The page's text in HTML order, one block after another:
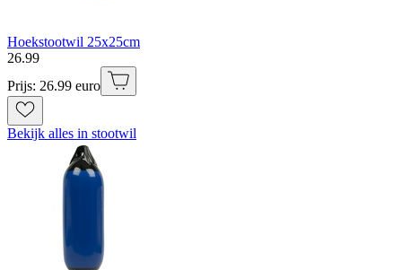
Hoekstootwil 25x25cm
26.99
Prijs: 26.99 euro
Bekijk alles in stootwil